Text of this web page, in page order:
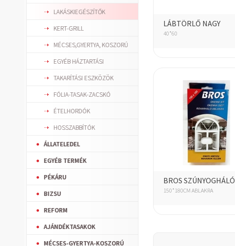
LAKÁSKIEGÉSZÍTŐK
KERT-GRILL
MÉCSES,GYERTYA, KOSZORÚ
EGYÉB HÁZTARTÁSI
TAKARÍTÁSI ESZKÖZÖK
FÓLIA-TASAK-ZACSKÓ
ÉTELHORDÓK
HOSSZABBÍTÓK
ÁLLATELEDEL
EGYÉB TERMÉK
PÉKÁRU
BIZSU
REFORM
AJÁNDÉKTASAKOK
MÉCSES-GYERTYA-KOSZORÚ
LÁBTÖRLŐ NAGY
40*60
BROS SZÚNYOGHÁLÓ
150*180CM ABLAKRA